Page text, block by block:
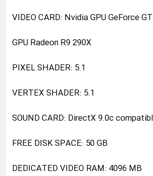
VIDEO CARD: Nvidia GPU GeForce
GPU Radeon R9 290X
PIXEL SHADER: 5.1
VERTEX SHADER: 5.1
SOUND CARD: DirectX 9.0c
FREE DISK SPACE: 50 GB
DEDICATED VIDEO RAM: 4096 MB